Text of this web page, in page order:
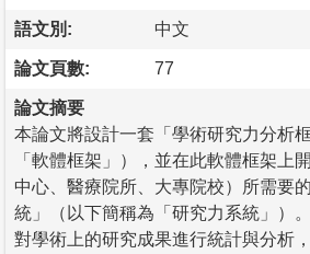
語文別: 中文
論文頁數: 77
論文摘要
本論文將設計一套「學術研究力分析
「軟體框架」），並在此軟體框架上
中心、醫療院所、大專院校）所需要
統」（以下簡稱為「研究力系統」）
對學術上的研究成果進行統計與分析